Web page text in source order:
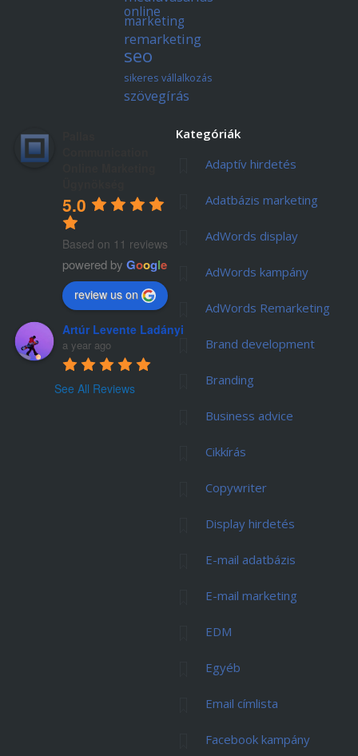
online
marketing
remarketing
seo
sikeres vállalkozás
szövegírás
5.0
Based on 11 reviews
powered by Google
review us on
Artúr Levente Ladányi
a year ago
See All Reviews
Kategóriák
Adaptív hirdetés
Adatbázis marketing
AdWords display
AdWords kampány
AdWords Remarketing
Brand development
Branding
Business advice
Cikkírás
Copywriter
Display hirdetés
E-mail adatbázis
E-mail marketing
EDM
Egyéb
Email címlista
Facebook kampány